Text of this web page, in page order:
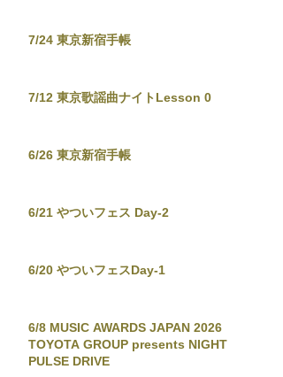
7/24 東京新宿手帳
7/12 東京歌謡曲ナイトLesson 0
6/26 東京新宿手帳
6/21 やついフェス Day-2
6/20 やついフェスDay-1
6/8 MUSIC AWARDS JAPAN 2026
TOYOTA GROUP presents NIGHT
PULSE DRIVE